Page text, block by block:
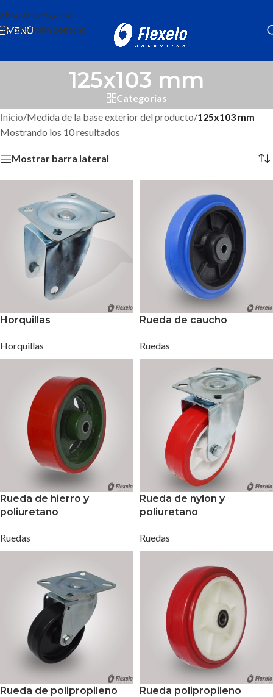
Skip to navigation
Skip to main content
MENÚ
125x103 mm
Categorias
Inicio/Medida de la base exterior del producto/125x103 mm
Mostrando los 10 resultados
Mostrar barra lateral
Horquillas
Horquillas
Rueda de caucho
Ruedas
Rueda de hierro y
poliuretano
Ruedas
Rueda de nylon y
poliuretano
Ruedas
Rueda de polipropileno
Rueda polipropileno